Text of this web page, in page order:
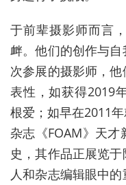
于前辈摄影师而言
衅。他们的创作与
次参展的摄影师，
表性，如获得2019
根爱；如早在2011
杂志《FOAM》天
史，其作品正展览
人和杂志编辑眼中